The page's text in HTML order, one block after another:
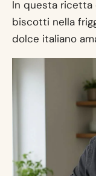
In questa ricetta
biscotti nella
dolce italiano